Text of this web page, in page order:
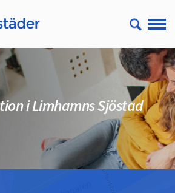
i Limhamns Sjöstad